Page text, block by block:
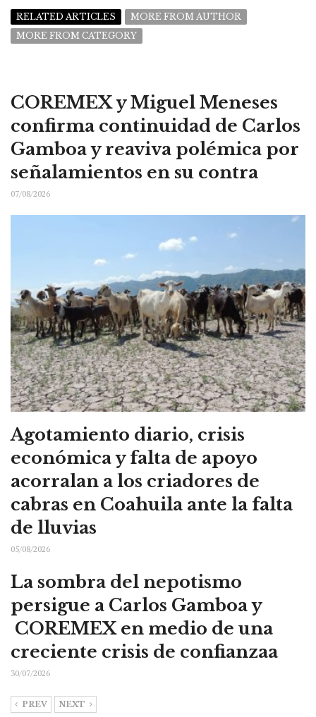
RELATED ARTICLES
MORE FROM AUTHOR
MORE FROM CATEGORY
COREMEX y Miguel Meneses
confirma continuidad de Carlos
Gamboa y reaviva polémica por
señalamientos en su contra
07/08/2026
Agotamiento diario, crisis
económica y falta de apoyo
acorralan a los criadores de
cabras en Coahuila ante la falta
de lluvias
05/08/2026
La sombra del nepotismo
persigue a Carlos Gamboa y
COREMEX en medio de una
creciente crisis de confianzaa
30/07/2026
PREV NEXT